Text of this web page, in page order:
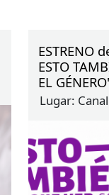
ESTRENO
ESTO
EL
Lugar: